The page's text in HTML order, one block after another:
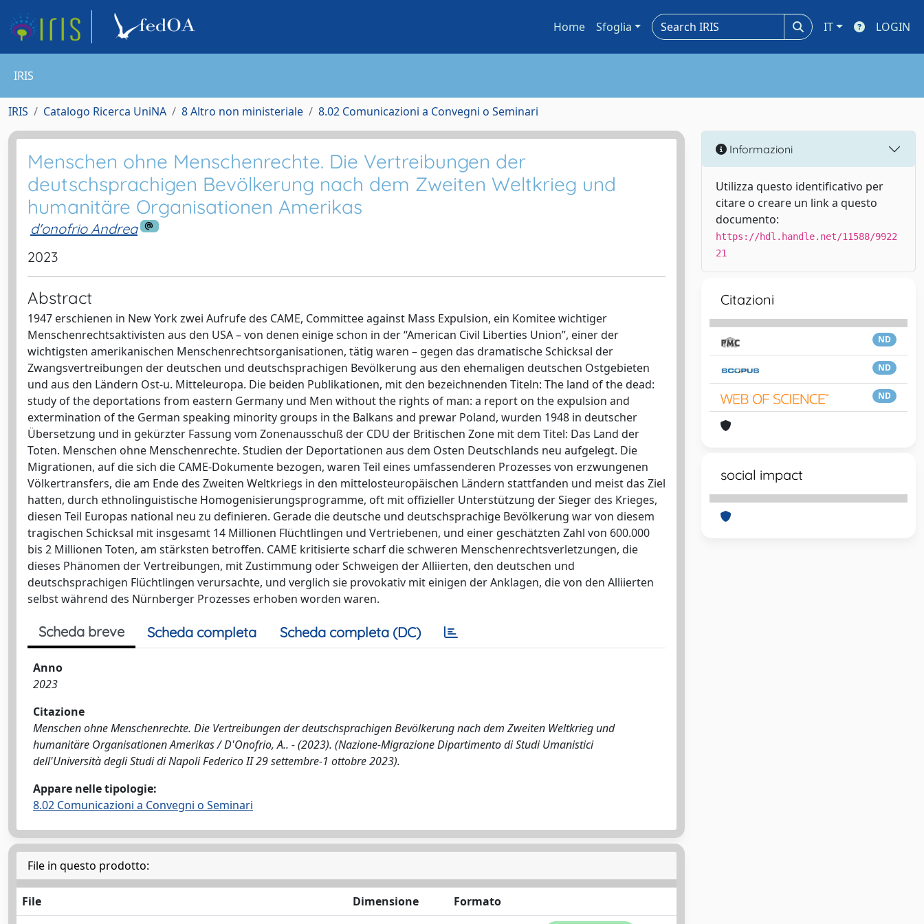
Home Sfoglia IT LOGIN
IRIS
IRIS Catalogo Ricerca UniNA 8 Altro non ministeriale 8.02 Comunicazioni a Convegni o Seminari
Menschen ohne Menschenrechte. Die Vertreibungen der
deutschsprachigen Bevölkerung nach dem Zweiten Weltkrieg und
humanitäre Organisationen Amerikas
d'onofrio Andrea
2023
Abstract
1947 erschienen in New York zwei Aufrufe des CAME, Committee against Mass Expulsion, ein Komitee wichtiger
Menschenrechtsaktivisten aus den USA – von denen einige schon in der “American Civil Liberties Union”, einer der
wichtigsten amerikanischen Menschenrechtsorganisationen, tätig waren – gegen das dramatische Schicksal der
Zwangsvertreibungen der deutschen und deutschsprachigen Bevölkerung aus den ehemaligen deutschen Ostgebieten
und aus den Ländern Ost-u. Mitteleuropa. Die beiden Publikationen, mit den bezeichnenden Titeln: The land of the dead:
study of the deportations from eastern Germany und Men without the rights of man: a report on the expulsion and
extermination of the German speaking minority groups in the Balkans and prewar Poland, wurden 1948 in deutscher
Übersetzung und in gekürzter Fassung vom Zonenausschuß der CDU der Britischen Zone mit dem Titel: Das Land der
Toten. Menschen ohne Menschenrechte. Studien der Deportationen aus dem Osten Deutschlands neu aufgelegt. Die
Migrationen, auf die sich die CAME-Dokumente bezogen, waren Teil eines umfassenderen Prozesses von erzwungenen
Völkertransfers, die am Ende des Zweiten Weltkriegs in den mittelosteuropäischen Ländern stattfanden und meist das Ziel
hatten, durch ethnolinguistische Homogenisierungsprogramme, oft mit offizieller Unterstützung der Sieger des Krieges,
diesen Teil Europas national neu zu definieren. Gerade die deutsche und deutschsprachige Bevölkerung war von diesem
tragischen Schicksal mit insgesamt 14 Millionen Flüchtlingen und Vertriebenen, und einer geschätzten Zahl von 600.000
bis 2 Millionen Toten, am stärksten betroffen. CAME kritisierte scharf die schweren Menschenrechtsverletzungen, die
dieses Phänomen der Vertreibungen, mit Zustimmung oder Schweigen der Alliierten, den deutschen und
deutschsprachigen Flüchtlingen verursachte, und verglich sie provokativ mit einigen der Anklagen, die von den Alliierten
selbst während des Nürnberger Prozesses erhoben worden waren.
Scheda breve Scheda completa Scheda completa (DC)
Anno
2023
Citazione
Menschen ohne Menschenrechte. Die Vertreibungen der deutschsprachigen Bevölkerung nach dem Zweiten Weltkrieg und
humanitäre Organisationen Amerikas / D'Onofrio, A.. - (2023). (Nazione-Migrazione Dipartimento di Studi Umanistici
dell'Università degli Studi di Napoli Federico II 29 settembre-1 ottobre 2023).
Appare nelle tipologie:
8.02 Comunicazioni a Convegni o Seminari
File in questo prodotto:
File Dimensione
Formato
Informazioni
Utilizza questo identificativo per
citare o creare un link a questo
documento:
https://hdl.handle.net/11588/9922
21
Citazioni
ND
ND
ND
social impact